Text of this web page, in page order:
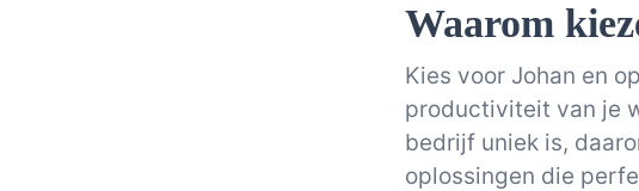
Waarom
Kies voor Johan en
productiviteit van je
bedrijf uniek is,
oplossingen die